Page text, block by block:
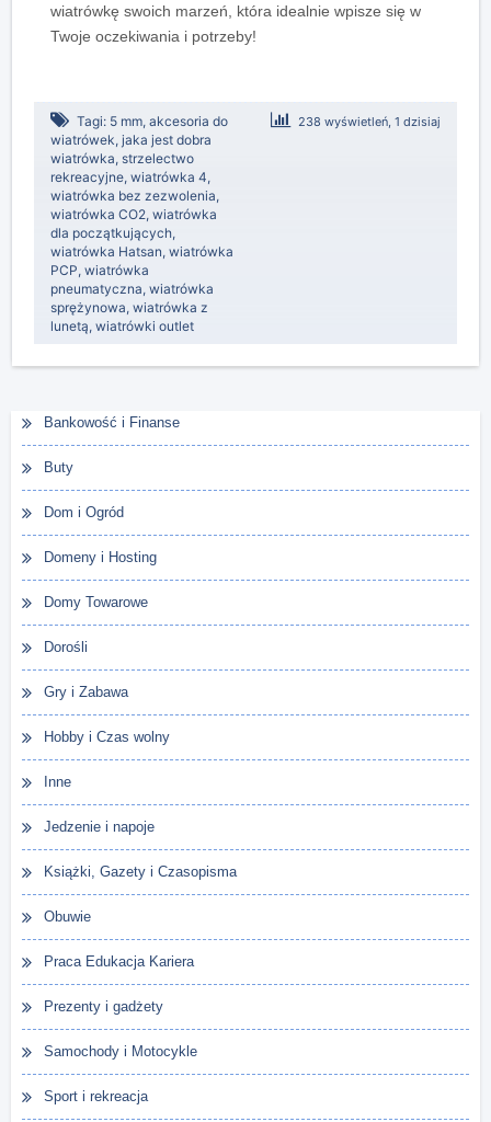
wiatrówkę swoich marzeń, która idealnie wpisze się w
Twoje oczekiwania i potrzeby!
Tagi: 5 mm, akcesoria do
wiatrówek, jaka jest dobra
wiatrówka, strzelectwo
rekreacyjne, wiatrówka 4,
wiatrówka bez zezwolenia,
wiatrówka CO2, wiatrówka
dla początkujących,
wiatrówka Hatsan, wiatrówka
PCP, wiatrówka
pneumatyczna, wiatrówka
sprężynowa, wiatrówka z
lunetą, wiatrówki outlet
238 wyświetleń, 1 dzisiaj
Bankowość i Finanse
Buty
Dom i Ogród
Domeny i Hosting
Domy Towarowe
Dorośli
Gry i Zabawa
Hobby i Czas wolny
Inne
Jedzenie i napoje
Książki, Gazety i Czasopisma
Obuwie
Praca Edukacja Kariera
Prezenty i gadżety
Samochody i Motocykle
Sport i rekreacja